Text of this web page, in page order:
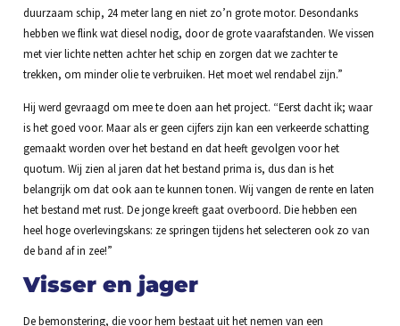
duurzaam schip, 24 meter lang en niet zo’n grote motor. Desondanks
hebben we flink wat diesel nodig, door de grote vaarafstanden. We vissen
met vier lichte netten achter het schip en zorgen dat we zachter te
trekken, om minder olie te verbruiken. Het moet wel rendabel zijn.”
Hij werd gevraagd om mee te doen aan het project. “Eerst dacht ik; waar
is het goed voor. Maar als er geen cijfers zijn kan een verkeerde schatting
gemaakt worden over het bestand en dat heeft gevolgen voor het
quotum. Wij zien al jaren dat het bestand prima is, dus dan is het
belangrijk om dat ook aan te kunnen tonen. Wij vangen de rente en laten
het bestand met rust. De jonge kreeft gaat overboord. Die hebben een
heel hoge overlevingskans: ze springen tijdens het selecteren ook zo van
de band af in zee!”
Visser en jager
De bemonstering, die voor hem bestaat uit het nemen van een